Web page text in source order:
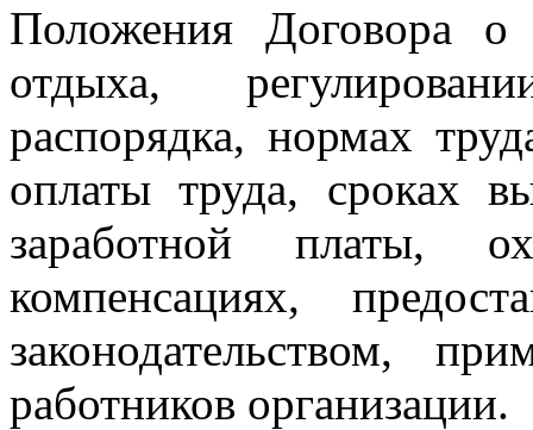
Положения Договора
отдыха,
распорядка, нормах
оплаты труда, сроках
заработной платы,
компенсациях,
законодательством,
работников организации.